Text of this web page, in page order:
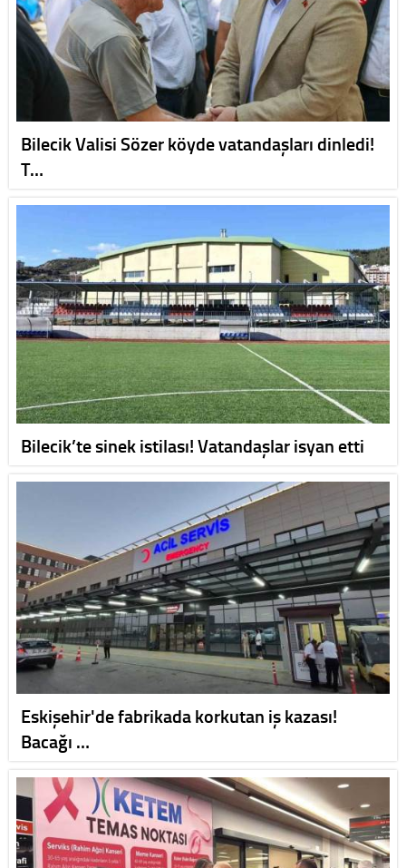
Bilecik Valisi Sözer köyde vatandaşları dinledi!
T…
Bilecik’te sinek istilası! Vatandaşlar isyan etti
Eskişehir'de fabrikada korkutan iş kazası!
Bacağı …